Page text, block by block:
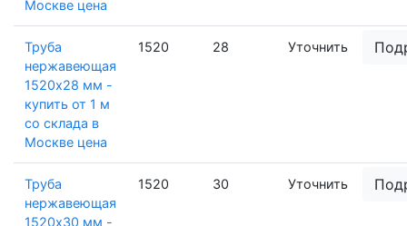
Москве цена
Труба
нержавеющая
1520х28 мм -
купить от 1 м
со склада в
Москве цена
1520 28 Уточнить
Труба
нержавеющая
1520х30 мм -
1520 30 Уточнить